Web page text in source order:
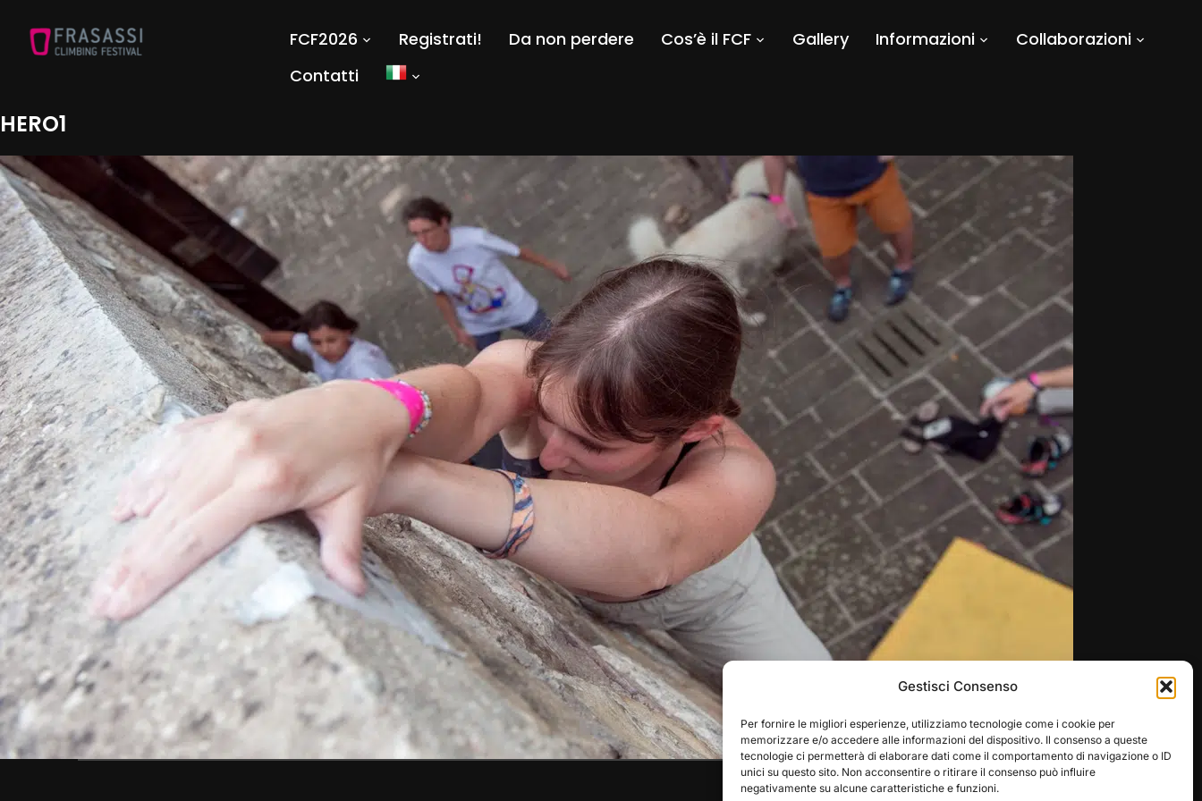
Gestisci Consenso
Per fornire le migliori esperienze, utilizziamo tecnologie come i cookie per
memorizzare e/o accedere alle informazioni del dispositivo. Il consenso a queste
tecnologie ci permetterà di elaborare dati come il comportamento di navigazione o ID
unici su questo sito. Non acconsentire o ritirare il consenso può influire
negativamente su alcune caratteristiche e funzioni.
FCF2026 Registrati! Da non perdere Cos’è il FCF Gallery Informazioni
Collaborazioni
Contatti
HERO1